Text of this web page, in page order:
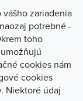
zariadenia
potrebné -
toho
cookies nám
cookies
Niektoré údaj
z